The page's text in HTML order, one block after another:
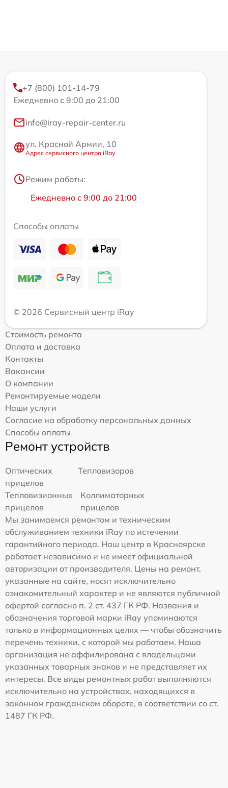
+7 (800) 101-14-79
Ежедневно с 9:00 до 21:00
info@iray-repair-center.ru
ул. Красной Армии, 10
Адрес сервисного центра iRay
Режим работы:
Ежедневно с 9:00 до 21:00
Способы оплаты
© 2026 Сервисный центр iRay
Стоимость ремонта
Оплата и доставка
Контакты
Вакансии
О компании
Ремонтируемые модели
Наши услуги
Согласие на обработку персональных данных
Способы оплаты
Ремонт устройств
Оптических
прицелов
Тепловизоров
Тепловизионных
прицелов
Коллиматорных
прицелов
Мы занимаемся ремонтом и техническим
обслуживанием техники iRay по истечении
гарантийного периода. Наш центр в Красноярске
работает независимо и не имеет официальной
авторизации от производителя. Цены на ремонт,
указанные на сайте, носят исключительно
ознакомительный характер и не являются публичной
офертой согласно п. 2 ст. 437 ГК РФ. Названия и
обозначения торговой марки iRay упоминаются
только в информационных целях — чтобы обозначить
перечень техники, с которой мы работаем. Наша
организация не аффилирована с владельцами
указанных товарных знаков и не представляет их
интересы. Все виды ремонтных работ выполняются
исключительно на устройствах, находящихся в
законном гражданском обороте, в соответствии со ст.
1487 ГК РФ.